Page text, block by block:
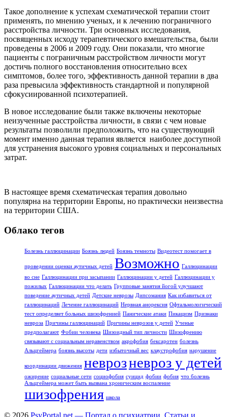
Такое дополнение к успехам схематической терапии стоит
применять, по мнению ученых, и к лечению пограничного
расстройства личности. Три основных исследования,
посвященных исходу терапевтического вмешательства, были
проведены в 2006 и 2009 году. Они показали, что многие
пациенты с пограничным расстройством личности могут
достичь полного восстановления относительно всех
симптомов, более того, эффективность данной терапии в два
раза превысила эффективность стандартной и популярной
сфокусиированной психотерапией.
В новое исследование были также включены некоторые
неизученные расстройства личности, в связи с чем новые
результаты позволили предположить, что на существующий
момент именно данная терапия является наиболее доступной
для устранения высокого уровня социальных и персональных
затрат.
В настоящее время схематическая терапия довольно
популярна на территории Европы, но практически неизвестна
на территории США.
Облако тегов
Болезнь галлюцинации Боязнь людей Боязнь темноты Видеотест помогает в
проведении оценки аутичных детей Возможно Галлюцинации
во сне Галлюцинации при засыпании Галлюцинации у детей Галлюцинации у
пожилых Галлюцинации что делать Групповые занятия йогой улучшают
поведение аутичных детей Детские неврозы Дипсомания Как избавиться от
галлюцинаций Лечение галлюцинаций Нервная анорексия Офтальмологический
тест определяет больных шизофренией Панические атаки Пикацизм Признаки
невроза Причины галлюцинаций Причины неврозов у детей Ученые
предполагают Фобии человека Шизоидный тип личности Шизофрению
связывают с социальным неравенством акрофобия бексаротен болезнь
Альцгеймера боязнь высоты дети избыточный вес клаустрофобия нарушение
координации движения неврозневроз у детей
ожирение социальные сети социофобия суицид фобии фобия что болезнь
Альцгеймера может быть вызвана хроническим воспаление
шизофрения школа
© 2026 PsyPortal.net — Портал о психиатрии. Статьи и